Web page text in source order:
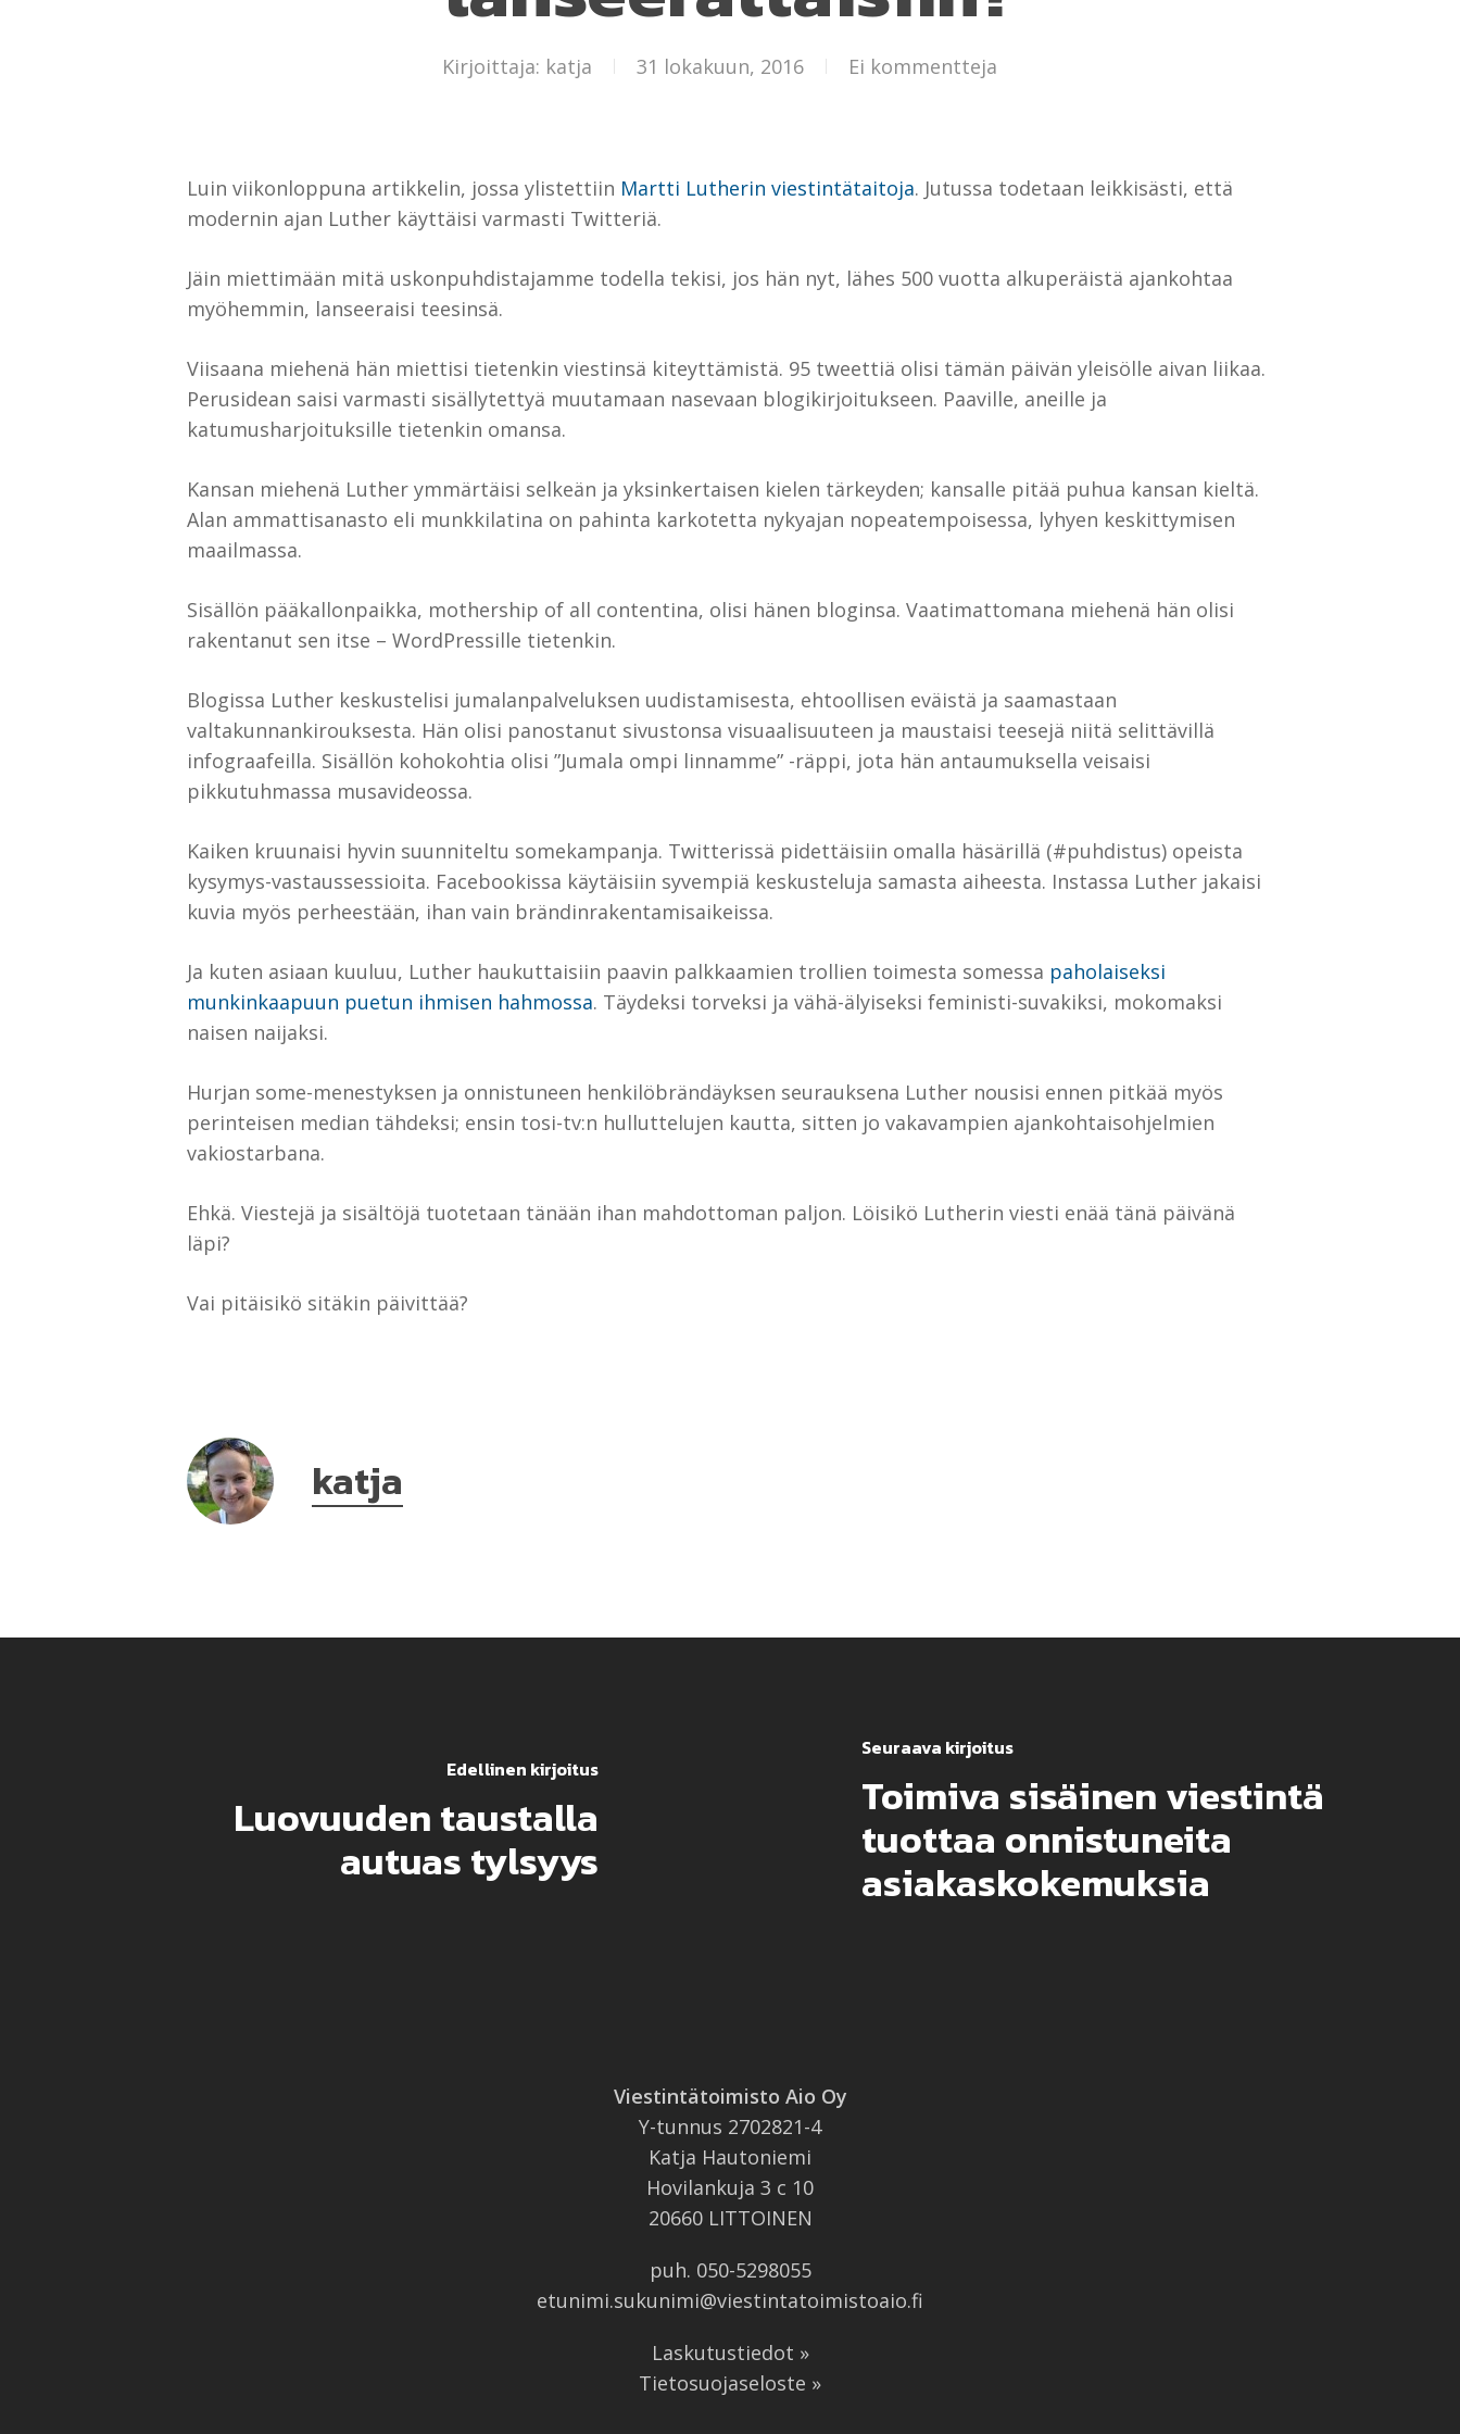
Kirjoittaja: katja 31 lokakuun, 2016 Ei kommentteja
Luin viikonloppuna artikkelin, jossa ylistettiin Martti Lutherin viestintätaitoja. Jutussa todetaan leikkisästi, että
modernin ajan Luther käyttäisi varmasti Twitteriä.
Jäin miettimään mitä uskonpuhdistajamme todella tekisi, jos hän nyt, lähes 500 vuotta alkuperäistä ajankohtaa
myöhemmin, lanseeraisi teesinsä.
Viisaana miehenä hän miettisi tietenkin viestinsä kiteyttämistä. 95 tweettiä olisi tämän päivän yleisölle aivan liikaa.
Perusidean saisi varmasti sisällytettyä muutamaan nasevaan blogikirjoitukseen. Paaville, aneille ja
katumusharjoituksille tietenkin omansa.
Kansan miehenä Luther ymmärtäisi selkeän ja yksinkertaisen kielen tärkeyden; kansalle pitää puhua kansan kieltä.
Alan ammattisanasto eli munkkilatina on pahinta karkotetta nykyajan nopeatempoisessa, lyhyen keskittymisen
maailmassa.
Sisällön pääkallonpaikka, mothership of all contentina, olisi hänen bloginsa. Vaatimattomana miehenä hän olisi
rakentanut sen itse – WordPressille tietenkin.
Blogissa Luther keskustelisi jumalanpalveluksen uudistamisesta, ehtoollisen eväistä ja saamastaan
valtakunnankirouksesta. Hän olisi panostanut sivustonsa visuaalisuuteen ja maustaisi teesejä niitä selittävillä
infograafeilla. Sisällön kohokohtia olisi ”Jumala ompi linnamme” -räppi, jota hän antaumuksella veisaisi
pikkutuhmassa musavideossa.
Kaiken kruunaisi hyvin suunniteltu somekampanja. Twitterissä pidettäisiin omalla häsärillä (#puhdistus) opeista
kysymys-vastaussessioita. Facebookissa käytäisiin syvempiä keskusteluja samasta aiheesta. Instassa Luther jakaisi
kuvia myös perheestään, ihan vain brändinrakentamisaikeissa.
Ja kuten asiaan kuuluu, Luther haukuttaisiin paavin palkkaamien trollien toimesta somessa paholaiseksi
munkinkaapuun puetun ihmisen hahmossa. Täydeksi torveksi ja vähä-älyiseksi feministi-suvakiksi, mokomaksi
naisen naijaksi.
Hurjan some-menestyksen ja onnistuneen henkilöbrändäyksen seurauksena Luther nousisi ennen pitkää myös
perinteisen median tähdeksi; ensin tosi-tv:n hulluttelujen kautta, sitten jo vakavampien ajankohtaisohjelmien
vakiostarbana.
Ehkä. Viestejä ja sisältöjä tuotetaan tänään ihan mahdottoman paljon. Löisikö Lutherin viesti enää tänä päivänä
läpi?
Vai pitäisikö sitäkin päivittää?
katja
Edellinen kirjoitus
Luovuuden taustalla
autuas tylsyys
Seuraava kirjoitus
Toimiva sisäinen viestintä
tuottaa onnistuneita
asiakaskokemuksia
Viestintätoimisto Aio Oy
Y-tunnus 2702821-4
Katja Hautoniemi
Hovilankuja 3 c 10
20660 LITTOINEN
puh. 050-5298055
etunimi.sukunimi@viestintatoimistoaio.fi
Laskutustiedot »
Tietosuojaseloste »